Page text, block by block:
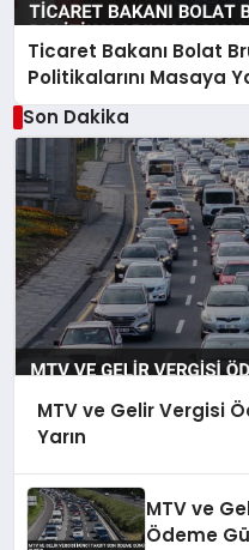
Ticaret Bakanı Bolat
Politikalarını Masaya
Son Dakika
MTV ve Gelir Vergisi
Yarın
MTV ve
Ödeme